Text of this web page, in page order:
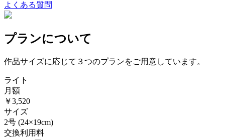
よくある質問
プランについて
作品サイズに応じて３つのプランをご用意しています。
ライト
月額
￥3,520
サイズ
2号 (24×19cm)
交換利用料